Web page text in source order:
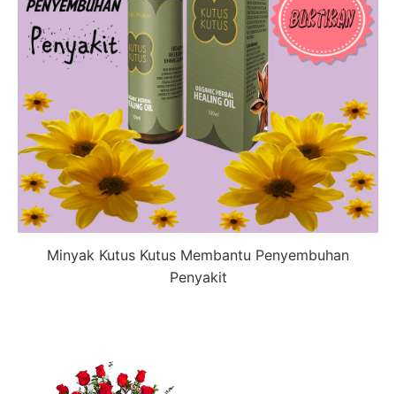
Minyak Kutus Kutus Membantu Penyembuhan
Penyakit